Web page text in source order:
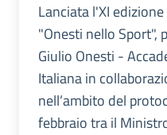
Lanciata l'XI
"Onesti nello Sport",
Giulio Onesti -
Italiana in
nell’ambito del
febbraio tra il